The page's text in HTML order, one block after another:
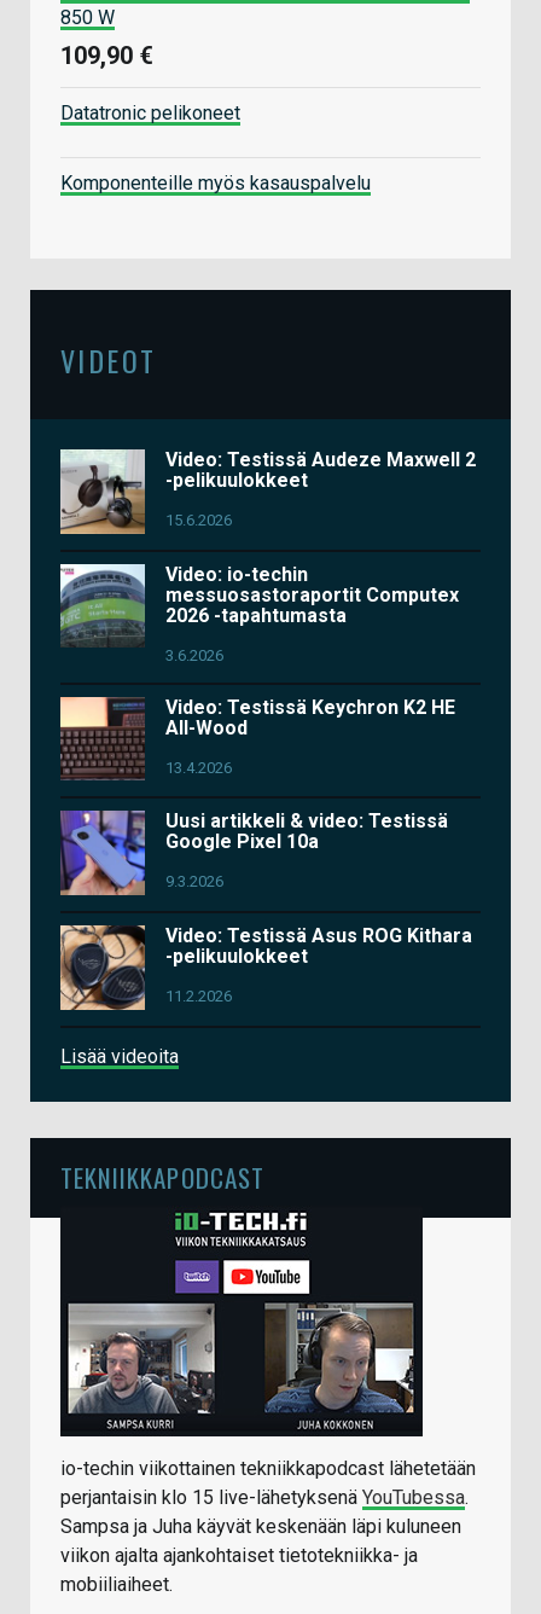
850 W
109,90 €
Datatronic pelikoneet
Komponenteille myös kasauspalvelu
VIDEOT
Video: Testissä Audeze Maxwell 2
-pelikuulokkeet
15.6.2026
Video: io-techin
messuosastoraportit Computex
2026 -tapahtumasta
3.6.2026
Video: Testissä Keychron K2 HE
All-Wood
13.4.2026
Uusi artikkeli & video: Testissä
Google Pixel 10a
9.3.2026
Video: Testissä Asus ROG Kithara
-pelikuulokkeet
11.2.2026
Lisää videoita
TEKNIIKKAPODCAST
io-techin viikottainen tekniikkapodcast lähetetään
perjantaisin klo 15 live-lähetyksenä YouTubessa.
Sampsa ja Juha käyvät keskenään läpi kuluneen
viikon ajalta ajankohtaiset tietotekniikka- ja
mobiiliaiheet.